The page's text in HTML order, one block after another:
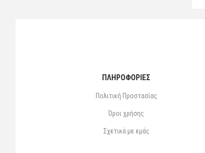
ΠΛΗΡΟΦΟΡΙΕΣ
Πολιτική Προστασίας
Όροι χρήσης
Σχετικά με εμάς